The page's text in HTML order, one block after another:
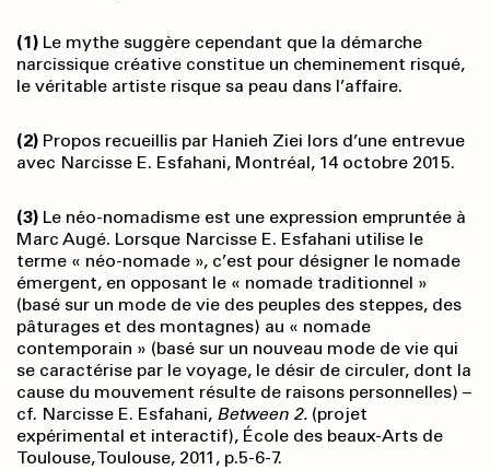
(1) Le mythe suggère cependant que la démarche
narcissique créative constitue un cheminement risqué,
le véritable artiste risque sa peau dans l’affaire.
(2) Propos recueillis par Hanieh Ziei lors d’une entrevue
avec Narcisse E. Esfahani, Montréal, 14 octobre 2015.
(3) Le néo-nomadisme est une expression empruntée à
Marc Augé. Lorsque Narcisse E. Esfahani utilise le
terme « néo-nomade », c’est pour désigner le nomade
émergent, en opposant le « nomade traditionnel »
(basé sur un mode de vie des peuples des steppes, des
pâturages et des montagnes) au « nomade
contemporain » (basé sur un nouveau mode de vie qui
se caractérise par le voyage, le désir de circuler, dont la
cause du mouvement résulte de raisons personnelles) –
cf. Narcisse E. Esfahani, Between 2. (projet
expérimental et interactif), École des beaux-Arts de
Toulouse, Toulouse, 2011, p.5-6-7.